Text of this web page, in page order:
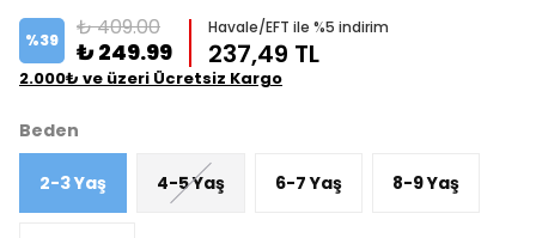
%39 ₺ 409.00
₺ 249.99
Havale/EFT ile %5 indirim
237,49 TL
2.000₺ ve üzeri Ücretsiz Kargo
Beden
2-3 Yaş 4-5 Yaş 6-7 Yaş 8-9 Yaş